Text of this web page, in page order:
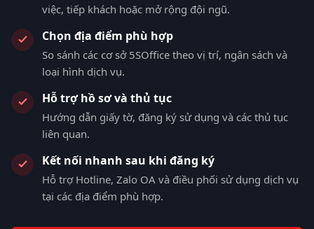
việc, tiếp khách hoặc mở rộng đội ngũ.
Chọn địa điểm phù hợp
So sánh các cơ sở 5SOffice theo vị trí, ngân sách và
loại hình dịch vụ.
Hỗ trợ hồ sơ và thủ tục
Hướng dẫn giấy tờ, đăng ký sử dụng và các thủ tục
liên quan.
Kết nối nhanh sau khi đăng ký
Hỗ trợ Hotline, Zalo OA và điều phối sử dụng dịch vụ
tại các địa điểm phù hợp.